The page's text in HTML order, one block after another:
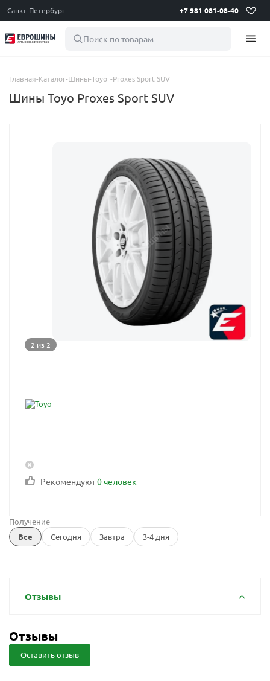
Санкт-Петербург +7 981 081-08-40
Поиск по товарам
Главная-Каталог-Шины-Toyo -Proxes Sport SUV
Шины Toyo Proxes Sport SUV
2 из 2
Рекомендуют0 человек
Получение
Все
Сегодня Завтра 3-4 дня
Отзывы
Отзывы
Оставить отзыв